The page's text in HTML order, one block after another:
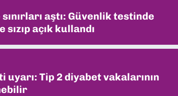
aştı: Güvenlik testinde
açık kullandı
uyarı: Tip 2 diyabet vakalarının